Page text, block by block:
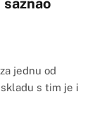
jednu od
s tim je i